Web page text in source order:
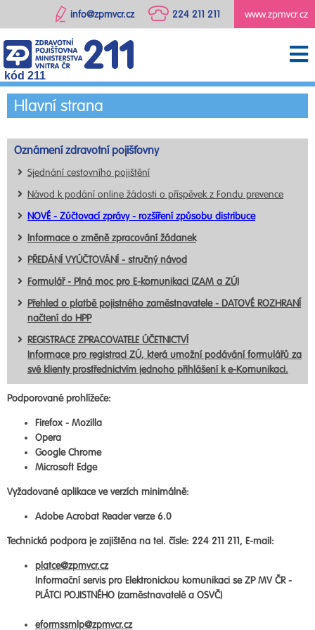
www.zpmvcr.cz
224 211 211
info@zpmvcr.cz
kód 211
Hlavní strana
Oznámení zdravotní pojišťovny
Sjednání cestovního pojištění
Návod k podání online žádosti o příspěvek z Fondu prevence
NOVÉ - Zúčtovací zprávy - rozšíření způsobu distribuce
Informace o změně zpracování žádanek
PŘEDÁNÍ VYÚČTOVÁNÍ - stručný návod
Formulář - Plná moc pro E-komunikaci (ZAM a ZÚ)
Přehled o platbě pojistného zaměstnavatele - DATOVÉ ROZHRANÍ
načtení do HPP
REGISTRACE ZPRACOVATELE ÚČETNICTVÍ
Informace pro registraci ZÚ, která umožní podávání formulářů za
své klienty prostřednictvím jednoho přihlášení k e-Komunikaci.
Podporované prohlížeče:
Firefox - Mozilla
Opera
Google Chrome
Microsoft Edge
Vyžadované aplikace ve verzích minimálně:
Adobe Acrobat Reader verze 6.0
Technická podpora je zajištěna na tel. čísle: 224 211 211, E-mail:
platce@zpmvcr.cz
Informační servis pro Elektronickou komunikaci se ZP MV ČR -
PLÁTCI POJISTNÉHO (zaměstnavatelé a OSVČ)
eformssmlp@zpmvcr.cz